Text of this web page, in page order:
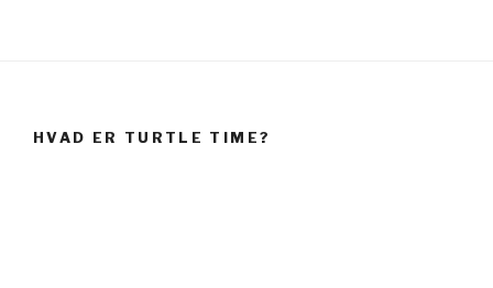
HVAD ER TURTLE TIME?